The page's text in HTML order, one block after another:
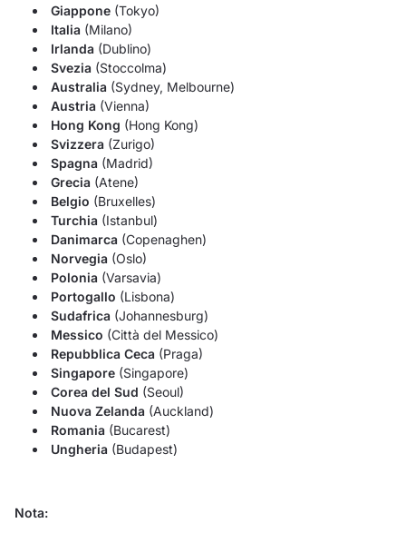
Giappone (Tokyo)
Italia (Milano)
Irlanda (Dublino)
Svezia (Stoccolma)
Australia (Sydney, Melbourne)
Austria (Vienna)
Hong Kong (Hong Kong)
Svizzera (Zurigo)
Spagna (Madrid)
Grecia (Atene)
Belgio (Bruxelles)
Turchia (Istanbul)
Danimarca (Copenaghen)
Norvegia (Oslo)
Polonia (Varsavia)
Portogallo (Lisbona)
Sudafrica (Johannesburg)
Messico (Città del Messico)
Repubblica Ceca (Praga)
Singapore (Singapore)
Corea del Sud (Seoul)
Nuova Zelanda (Auckland)
Romania (Bucarest)
Ungheria (Budapest)
Nota: